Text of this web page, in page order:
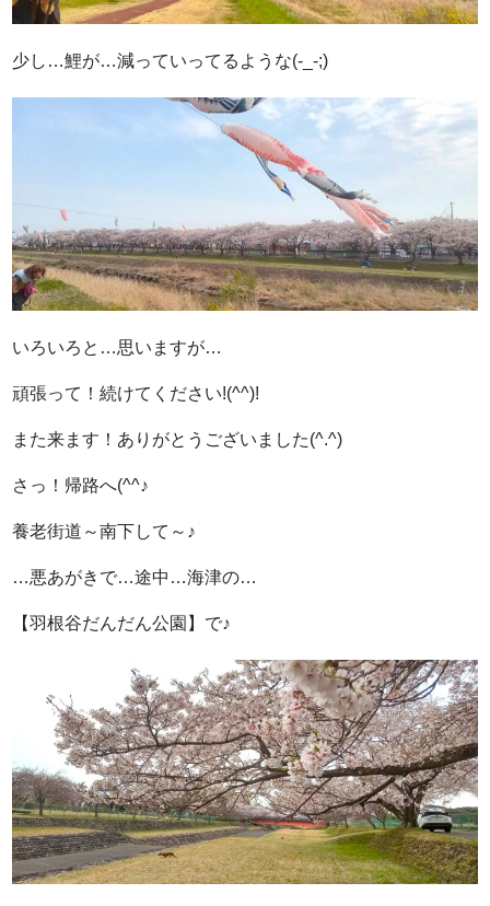
少し…鯉が…減っていってるような(-_-;)
いろいろと…思いますが…
頑張って！続けてください!(^^)!
また来ます！ありがとうございました(^.^)
さっ！帰路へ(^^♪
養老街道～南下して～♪
…悪あがきで…途中…海津の…
【羽根谷だんだん公園】で♪